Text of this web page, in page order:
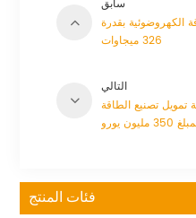
سابق
بقدرة
326 ميجاوات
التالي
تمويل تصنيع الطاقة
يورو
فئات المنتج